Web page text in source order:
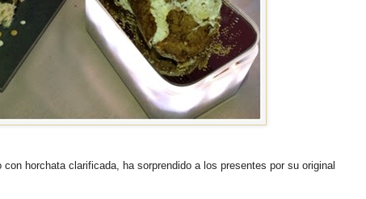
con horchata clarificada, ha sorprendido a los presentes por su original